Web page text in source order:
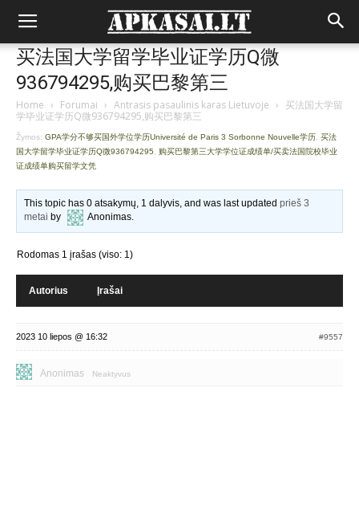
买法国大学留学毕业证学历Q微
936794295,购买巴黎第三
Home › Forumai › Antrasis pasaulinis karas Lietuvoje › 买法国大学留
学毕业证学历Q微936794295,购买巴黎第三
Žymos: GPA学分不够买国外学位学历Université de Paris 3 Sorbonne Nouvelle学历 买法
国大学留学毕业证学历Q微936794295
购买巴黎第三大学学位证成绩单/买卖法国院校毕业
证成绩单购买留学文凭
This topic has 0 atsakymų, 1 dalyvis, and was last updatedprieš 3
metai by Anonimas.
Rodomas 1 įrašas (viso: 1)
Autorius Įrašai
2023 10 liepos @ 16:32 #9557
Anonimas Neaktyvus